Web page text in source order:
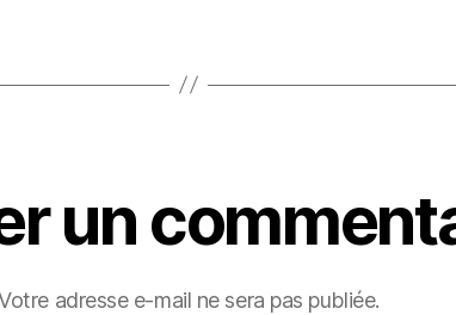
un
adresse e-mail ne sera pas publiée.